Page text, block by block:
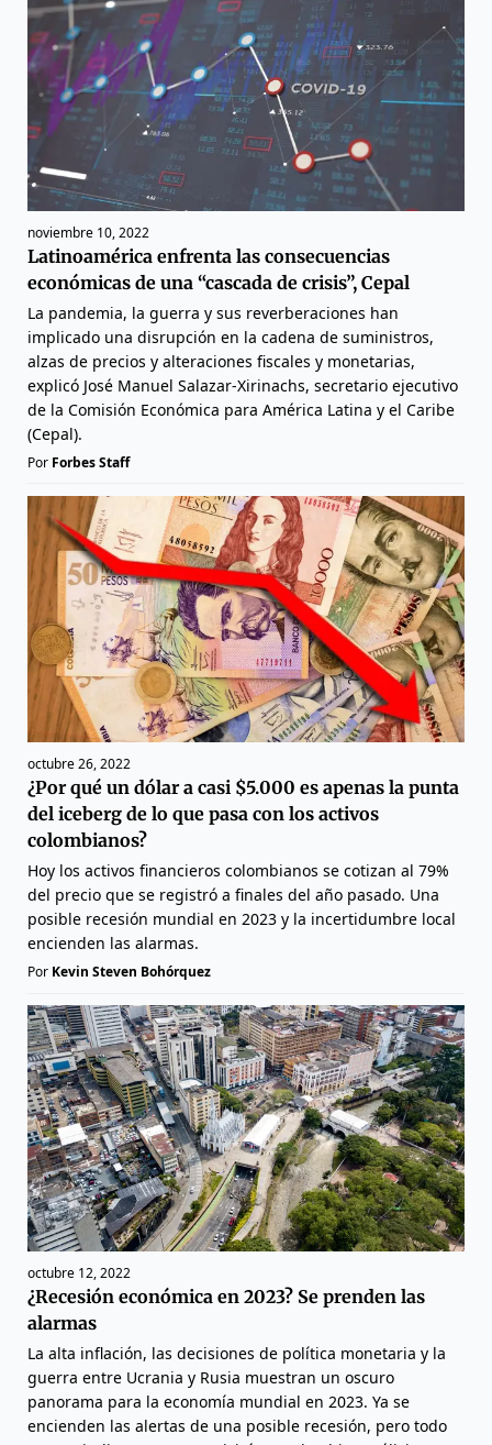
noviembre 10, 2022
Latinoamérica enfrenta las consecuencias
económicas de una “cascada de crisis”, Cepal
La pandemia, la guerra y sus reverberaciones han
implicado una disrupción en la cadena de suministros,
alzas de precios y alteraciones fiscales y monetarias,
explicó José Manuel Salazar-Xirinachs, secretario ejecutivo
de la Comisión Económica para América Latina y el Caribe
(Cepal).
Por Forbes Staff
octubre 26, 2022
¿Por qué un dólar a casi $5.000 es apenas la punta
del iceberg de lo que pasa con los activos
colombianos?
Hoy los activos financieros colombianos se cotizan al 79%
del precio que se registró a finales del año pasado. Una
posible recesión mundial en 2023 y la incertidumbre local
encienden las alarmas.
Por Kevin Steven Bohórquez
octubre 12, 2022
¿Recesión económica en 2023? Se prenden las
alarmas
La alta inflación, las decisiones de política monetaria y la
guerra entre Ucrania y Rusia muestran un oscuro
panorama para la economía mundial en 2023. Ya se
encienden las alertas de una posible recesión, pero todo